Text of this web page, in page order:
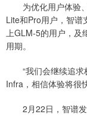
为优化用户体验、
Lite和Pro用户，智谱
上GLM-5的用户，及
用期。
“我们会继续追求
Infra，相信体验将很
2月22日，智谱发